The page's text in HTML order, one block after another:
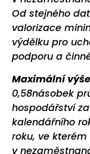
Od stejného
valorizace
výdělku pro
podporu a
Maximální
0,58násobek
hospodářství
kalendářního
roku, ve
v